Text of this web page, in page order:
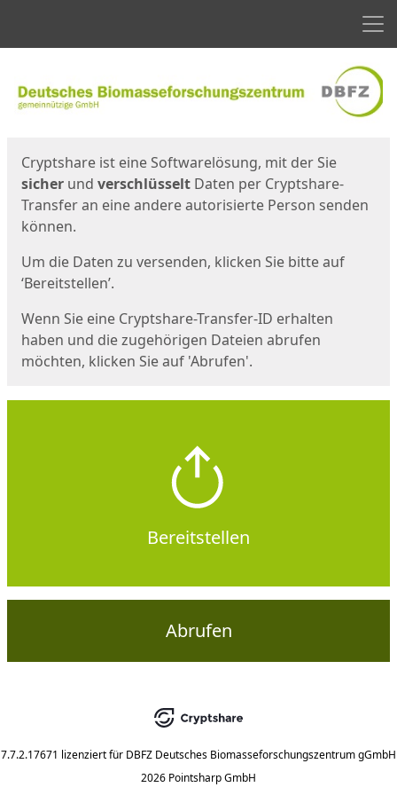
Cryptshare ist eine Softwarelösung, mit der Sie
sicher und verschlüsselt Daten per Cryptshare-
Transfer an eine andere autorisierte Person senden
können.
Um die Daten zu versenden, klicken Sie bitte auf
‘Bereitstellen’.
Wenn Sie eine Cryptshare-Transfer-ID erhalten
haben und die zugehörigen Dateien abrufen
möchten, klicken Sie auf 'Abrufen'.
Bereitstellen
Abrufen
7.7.2.17671 lizenziert für DBFZ Deutsches Biomasseforschungszentrum gGmbH
2026 Pointsharp GmbH